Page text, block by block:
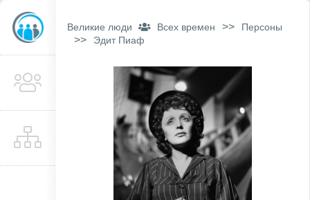
Великие люди Всех времен >> Персоны
>> Эдит Пиаф